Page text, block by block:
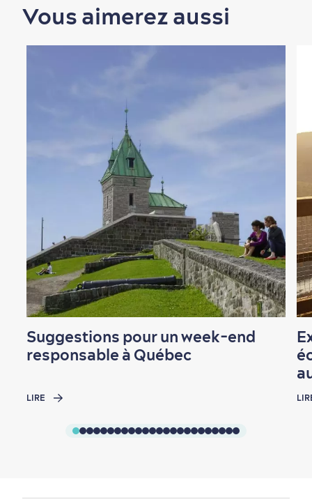
Vous aimerez aussi
Suggestions pour un week-end
responsable à Québec
LIRE